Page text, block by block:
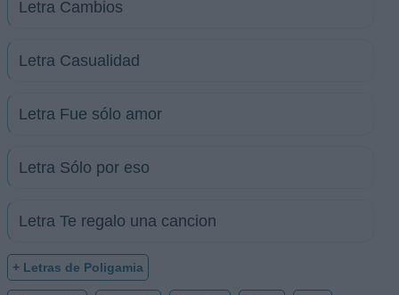
Letra Cambios
Letra Casualidad
Letra Fue sólo amor
Letra Sólo por eso
Letra Te regalo una cancion
+ Letras de Poligamia